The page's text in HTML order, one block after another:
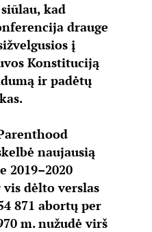
kad
drauge
į
Konstituciją
ir padėtų
naujausią
2019–2020
dėlto verslas
871 abortų per
m. nužudė virš